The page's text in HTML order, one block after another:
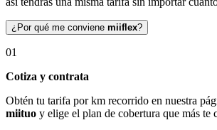
¿Por qué me conviene miiflex?
01
Cotiza y contrata
Obtén tu tarifa por km recorrido en nuestra
miituo y elige el plan de cobertura que más te